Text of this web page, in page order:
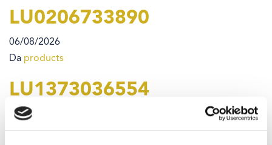
LU0206733890
06/08/2026
Da products
LU1373036554
06/08/2026
Daproducts